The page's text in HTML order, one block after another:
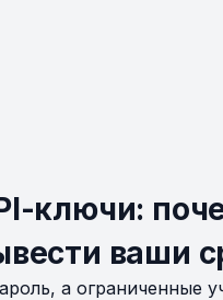
ключи:
ваши
а ограниченные